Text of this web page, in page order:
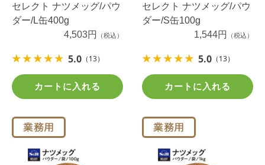
セレクト ナツメッグ/パウ
ダー/L缶400g
4,503円
（税込）
5.0 （13）
カートに入れる
セレクト ナツメッグ/パウ
ダー/S缶100g
1,544円
（税込）
5.0 （13）
カートに入れる